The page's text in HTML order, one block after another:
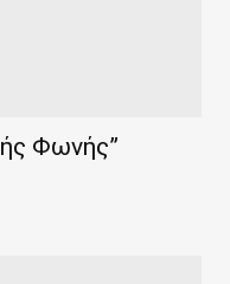
Φωνής”